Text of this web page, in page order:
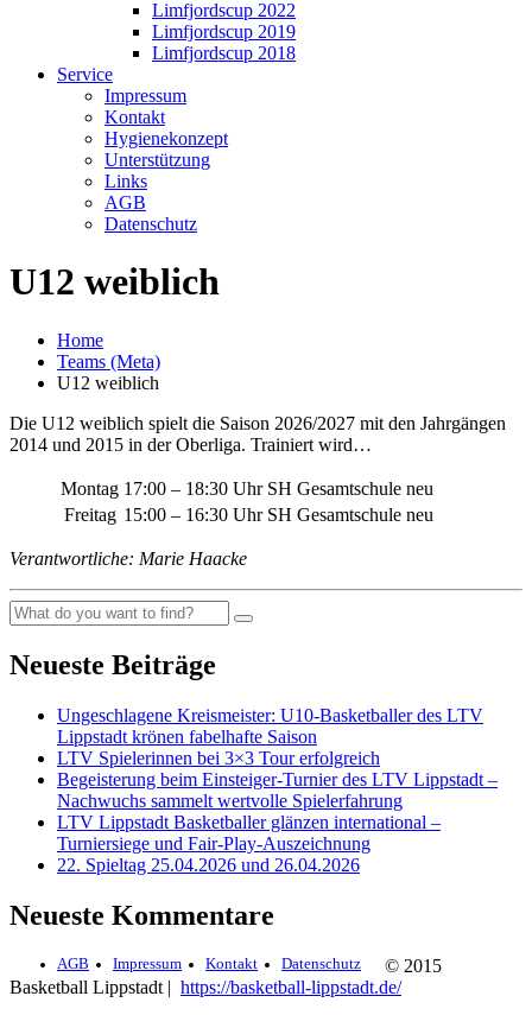
Limfjordscup 2022
Limfjordscup 2019
Limfjordscup 2018
Service
Impressum
Kontakt
Hygienekonzept
Unterstützung
Links
AGB
Datenschutz
U12 weiblich
Home
Teams (Meta)
U12 weiblich
Die U12 weiblich spielt die Saison 2026/2027 mit den Jahrgängen
2014 und 2015 in der Oberliga. Trainiert wird…
Montag 17:00 – 18:30 Uhr SH Gesamtschule neu
Freitag 15:00 – 16:30 Uhr SH Gesamtschule neu
Verantwortliche: Marie Haacke
Neueste Beiträge
Ungeschlagene Kreismeister: U10-Basketballer des LTV
Lippstadt krönen fabelhafte Saison
LTV Spielerinnen bei 3×3 Tour erfolgreich
Begeisterung beim Einsteiger-Turnier des LTV Lippstadt –
Nachwuchs sammelt wertvolle Spielerfahrung
LTV Lippstadt Basketballer glänzen international –
Turniersiege und Fair-Play-Auszeichnung
22. Spieltag 25.04.2026 und 26.04.2026
Neueste Kommentare
AGB Impressum Kontakt Datenschutz
© 2015
Basketball Lippstadt | https://basketball-lippstadt.de/